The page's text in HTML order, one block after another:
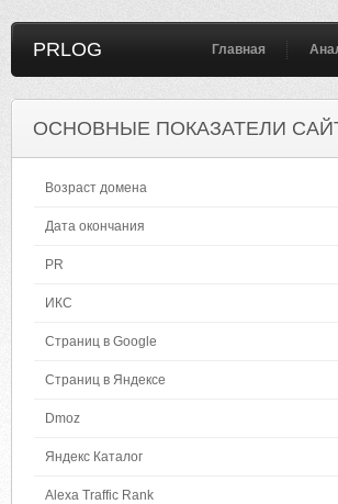
PRLOG Главная
ОСНОВНЫЕ ПОКАЗАТЕЛИ
Возраст домена
Дата окончания
PR
ИКС
Страниц в Google
Страниц в Яндексе
Dmoz
Яндекс Каталог
Alexa Traffic Rank